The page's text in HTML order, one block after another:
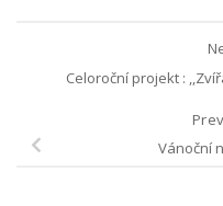
Celoroční projekt :
Vánoční